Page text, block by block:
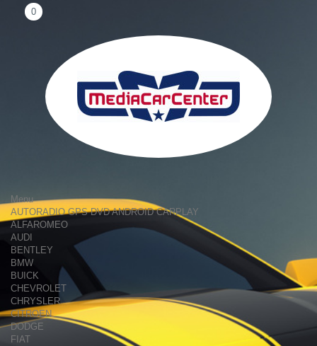
Menu
AUTORADIO GPS DVD ANDROID CARPLAY
ALFAROMEO
AUDI
BENTLEY
BMW
BUICK
CHEVROLET
CHRYSLER
CITROEN
DODGE
FIAT
0